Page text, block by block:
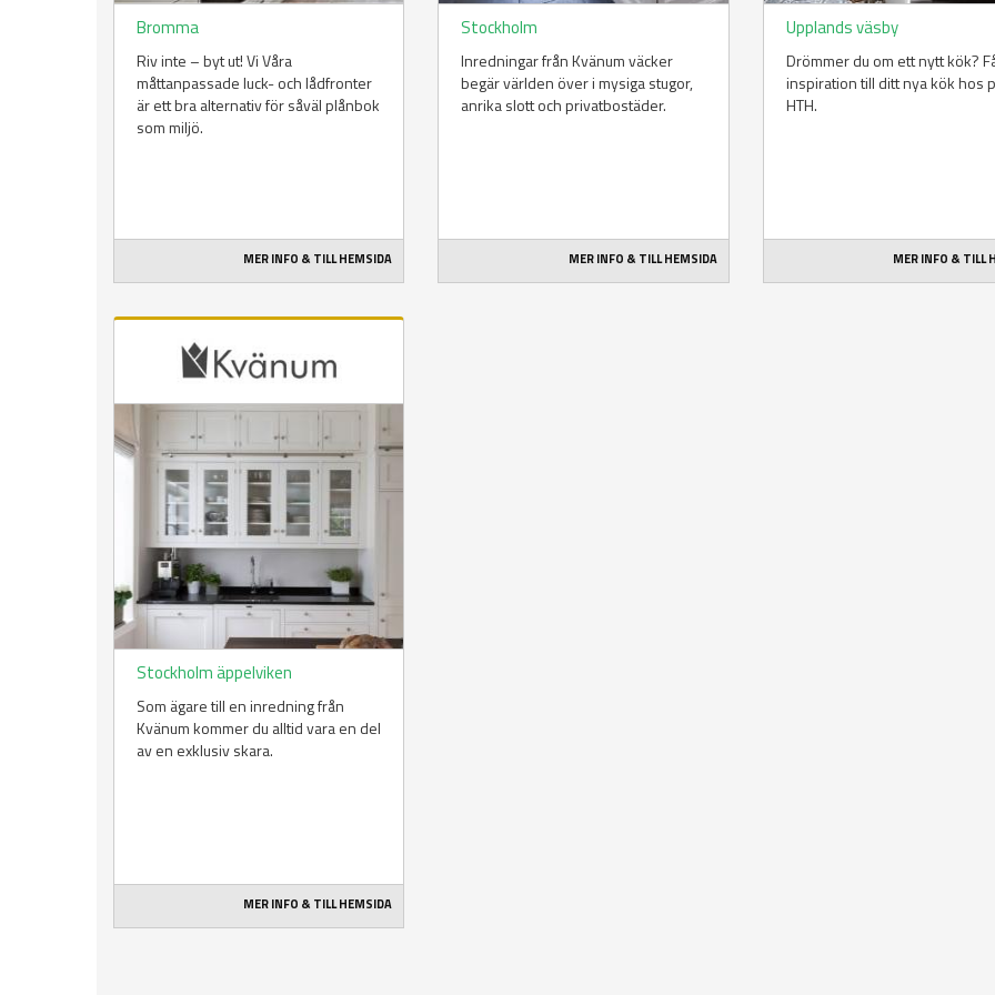
Bromma
Riv inte – byt ut! Vi Våra
måttanpassade luck- och lådfronter
är ett bra alternativ för såväl plånbok
som miljö.
MER INFO & TILL HEMSIDA
Stockholm
Inredningar från Kvänum väcker
begär världen över i mysiga stugor,
anrika slott och privatbostäder.
MER INFO & TILL HEMSIDA
Upplands väsby
Drömmer du om ett nytt kök?
inspiration till ditt nya kök hos
HTH.
MER INFO & TILL
Stockholm äppelviken
Som ägare till en inredning från
Kvänum kommer du alltid vara en del
av en exklusiv skara.
MER INFO & TILL HEMSIDA